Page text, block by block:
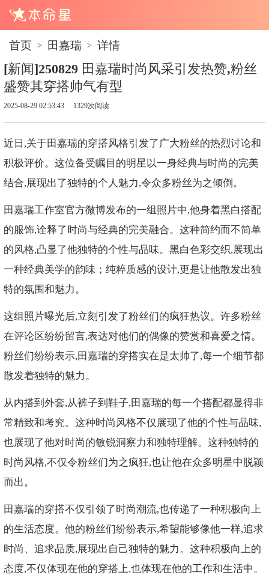
首页 > 田嘉瑞 > 详情
[新闻]250829 田嘉瑞时尚风采引发热赞,粉丝
盛赞其穿搭帅气有型
2025-08-29 02:53:43 1329次阅读
近日,关于田嘉瑞的穿搭风格引发了广大粉丝的热烈讨论和
积极评价。这位备受瞩目的明星以一身经典与时尚的完美
结合,展现出了独特的个人魅力,令众多粉丝为之倾倒。
田嘉瑞工作室官方微博发布的一组照片中,他身着黑白搭配
的服饰,诠释了时尚与经典的完美融合。这种简约而不简单
的风格,凸显了他独特的个性与品味。黑白色彩交织,展现出
一种经典美学的韵味；纯粹质感的设计,更是让他散发出独
特的氛围和魅力。
这组照片曝光后,立刻引发了粉丝们的疯狂热议。许多粉丝
在评论区纷纷留言,表达对他们的偶像的赞赏和喜爱之情。
粉丝们纷纷表示,田嘉瑞的穿搭实在是太帅了,每一个细节都
散发着独特的魅力。
从内搭到外套,从裤子到鞋子,田嘉瑞的每一个搭配都显得非
常精致和考究。这种时尚风格不仅展现了他的个性与品味,
也展现了他对时尚的敏锐洞察力和独特理解。这种独特的
时尚风格,不仅令粉丝们为之疯狂,也让他在众多明星中脱颖
而出。
田嘉瑞的穿搭不仅引领了时尚潮流,也传递了一种积极向上
的生活态度。他的粉丝们纷纷表示,希望能够像他一样,追求
时尚、追求品质,展现出自己独特的魅力。这种积极向上的
态度,不仅体现在他的穿搭上,也体现在他的工作和生活中。